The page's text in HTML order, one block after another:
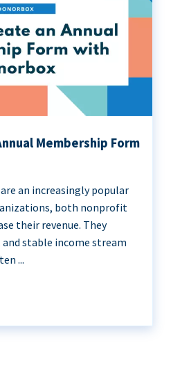
Membership Form
an increasingly popular
both nonprofit
their revenue. They
stable income stream
...